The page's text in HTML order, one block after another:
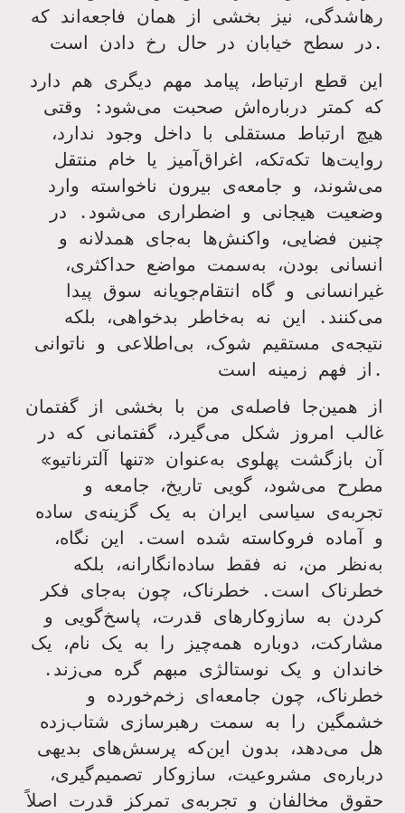
رهاشدگی، نیز بخشی از همان فاجعه‌اند که
در سطح خیابان در حال رخ دادن است.
این قطع ارتباط، پیامد مهم دیگری هم دارد
که کمتر درباره‌اش صحبت می‌شود: وقتی
هیچ ارتباط مستقلی با داخل وجود ندارد،
روایت‌ها تکه‌تکه، اغراق‌آمیز یا خام منتقل
می‌شوند، و جامعه‌ی بیرون ناخواسته وارد
وضعیت هیجانی و اضطراری می‌شود. در
چنین فضایی، واکنش‌ها به‌جای همدلانه و
انسانی بودن، به‌سمت مواضع حداکثری،
غیرانسانی و گاه انتقام‌جویانه سوق پیدا
می‌کنند. این نه به‌خاطر بدخواهی، بلکه
نتیجه‌ی مستقیم شوک، بی‌اطلاعی و ناتوانی
از فهم زمینه است .
از همین‌جا فاصله‌ی من با بخشی از گفتمان
غالب امروز شکل می‌گیرد، گفتمانی که در
آن بازگشت پهلوی به‌عنوان «تنها آلترناتیو»
مطرح می‌شود، گویی تاریخ، جامعه و
تجربه‌ی سیاسی ایران به یک گزینه‌ی ساده
و آماده فروکاسته شده است. این نگاه،
به‌نظر من، نه فقط ساده‌انگارانه، بلکه
خطرناک است. خطرناک، چون به‌جای فکر
کردن به سازوکارهای قدرت، پاسخ‌گویی و
مشارکت، دوباره همه‌چیز را به یک نام، یک
خاندان و یک نوستالژی مبهم گره می‌زند.
خطرناک، چون جامعه‌ای زخم‌خورده و
خشمگین را به سمت رهبرسازی شتاب‌زده
هل می‌دهد، بدون این‌که پرسش‌های بدیهی
درباره‌ی مشروعیت، سازوکار تصمیم‌گیری،
حقوق مخالفان و تجربه‌ی تمرکز قدرت اصلاً